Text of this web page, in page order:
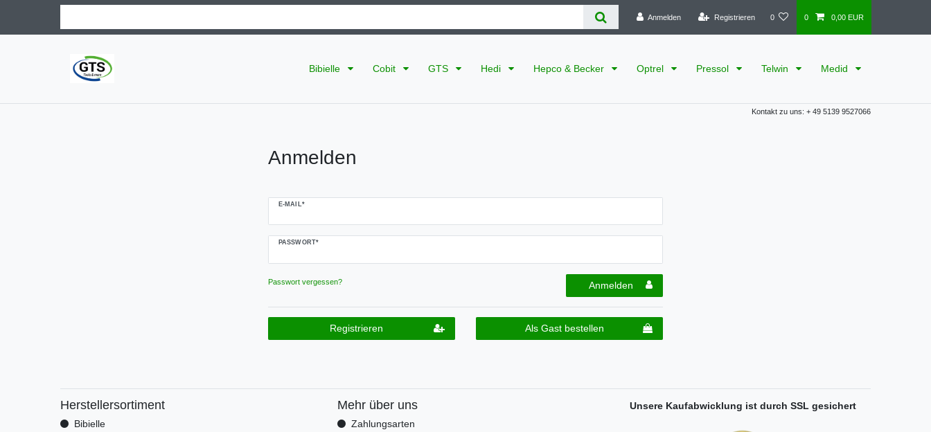
Anmelden Registrieren 0 0 0,00 EUR
Bibielle Cobit GTS Hedi Hepco & Becker Optrel Pressol Telwin Medid
Kontakt zu uns: + 49 5139 9527066
Anmelden
E-MAIL*
PASSWORT*
Passwort vergessen? Anmelden
Registrieren Als Gast bestellen
Herstellersortiment
Bibielle
Mehr über uns
Zahlungsarten
Unsere Kaufabwicklung ist durch SSL gesichert